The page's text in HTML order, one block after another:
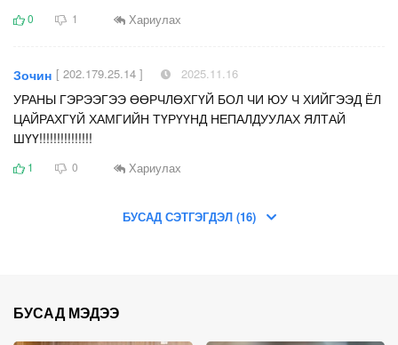
0 1 Хариулах
Зочин [ 202.179.25.14 ] 2025.11.16
УРАНЫ ГЭРЭЭГЭЭ ӨӨРЧЛӨХГҮЙ БОЛ ЧИ ЮУ Ч ХИЙГЭЭД ЁЛ
ЦАЙРАХГҮЙ ХАМГИЙН ТҮРҮҮНД НЕПАЛДУУЛАХ ЯЛТАЙ
ШҮҮ!!!!!!!!!!!!!!!
1 0 Хариулах
БУСАД СЭТГЭГДЭЛ (16)
БУСАД МЭДЭЭ